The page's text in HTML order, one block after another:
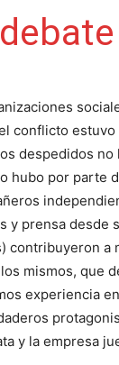
conflicto
despedidos
hubo por parte
y prensa desde
contribuyeron
mismos, que
experiencia
y la empresa